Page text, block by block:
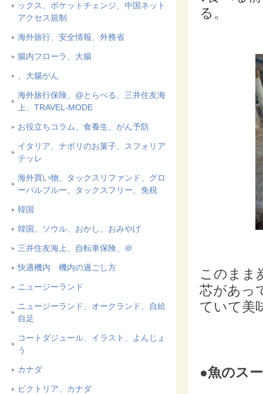
ックス、ポケットチェンジ、中国ネット
アクセス規制
海外旅行、安全情報、外務省
腸内フローラ、大腸
、大腸がん
海外旅行保険、@とらべる、三井住友海
上、TRAVEL-MODE
お役立ちコラム、食養生、がん予防
イタリア、ナポリのお菓子、スフォリア
テッレ
海外買い物、タックスリファンド、グロ
ーバルブルー、タックスフリー、免税
韓国
韓国、ソウル、おかし、おみやげ
三井住友海上、自転車保険、＠
快適機内 機内の過ごし方
ニュージーランド
ニュージーランド、オークランド、自給
自足
コートダジュール、イラスト、よんじょ
う
カナダ
ビクトリア、カナダ
る。
このまま
芯があっ
ていて美
●魚のス